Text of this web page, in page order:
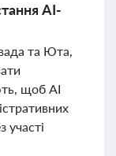
AI-
та Юта,
щоб AI
участі